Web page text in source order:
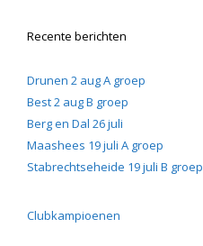
Recente berichten
Drunen 2 aug A groep
Best 2 aug B groep
Berg en Dal 26 juli
Maashees 19 juli A groep
Stabrechtseheide 19 juli B groep
Clubkampioenen